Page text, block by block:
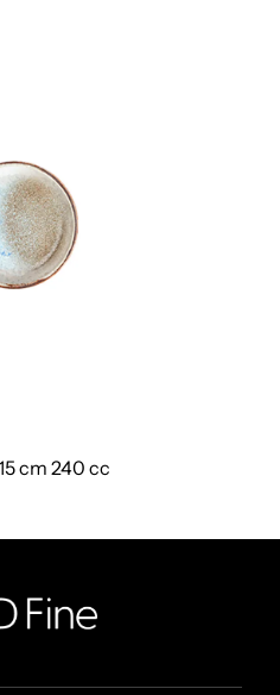
cm 240 cc